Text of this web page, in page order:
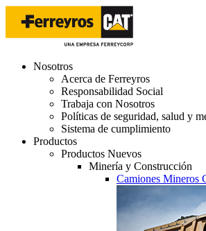
Nosotros
Acerca de Ferreyros
Responsabilidad Social
Trabaja con Nosotros
Políticas de seguridad, salud y
Sistema de cumplimiento
Productos
Productos Nuevos
Minería y Construcción
Camiones Mineros